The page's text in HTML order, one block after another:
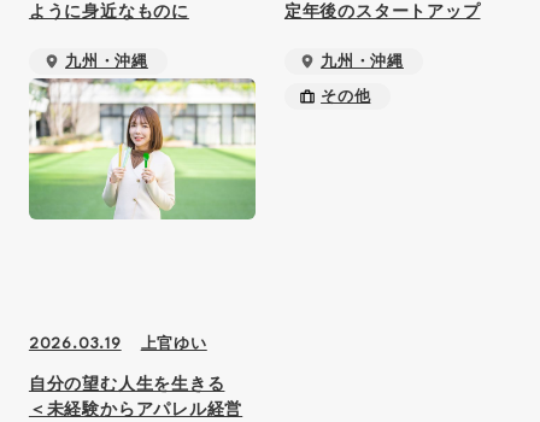
ように身近なものに
九州・沖縄
その他
定年後のスタートアップ
九州・沖縄
その他
2026.03.19 上官ゆい
自分の望む人生を生きる
＜未経験からアパレル経営